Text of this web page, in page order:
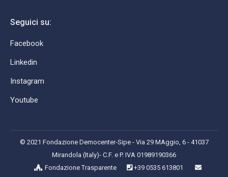
Seguici su:
Facebook
Linkedin
Instagram
Youtube
© 2021 Fondazione Democenter-Sipe - Via 29 MAggio, 6 - 41037
Mirandola (Italy)- C.F. e P. IVA 01989190366
Fondazione Trasparente
+39 0535 613801